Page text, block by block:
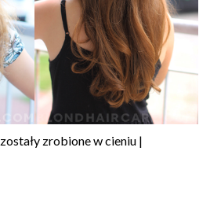
zrobione w cieniu |